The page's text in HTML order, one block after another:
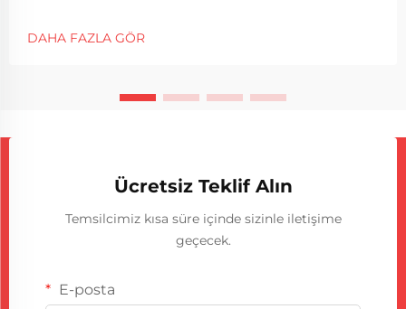
korumak öncelikli hedeflerdir. Otomatik köpükleme
makineleri ise ...
DAHA FAZLA GÖR
Ücretsiz Teklif Alın
Temsilcimiz kısa süre içinde sizinle iletişime
geçecek.
E-posta